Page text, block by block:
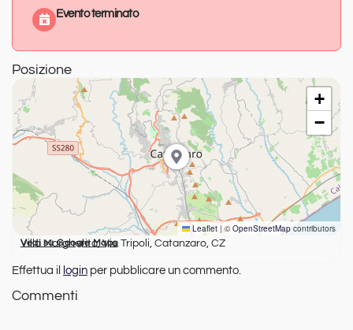
Evento terminato
Posizione
+
−
Leaflet |©OpenStreetMap contributors
Villa Margherita, Via Tripoli, Catanzaro, CZ
Vedi su Google Maps
Effettua il login per pubblicare un commento.
Commenti